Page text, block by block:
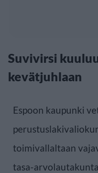
Suvivirsi
kevätjuhlaan
Espoon kaupunki
toimivallaltaan
tasa-